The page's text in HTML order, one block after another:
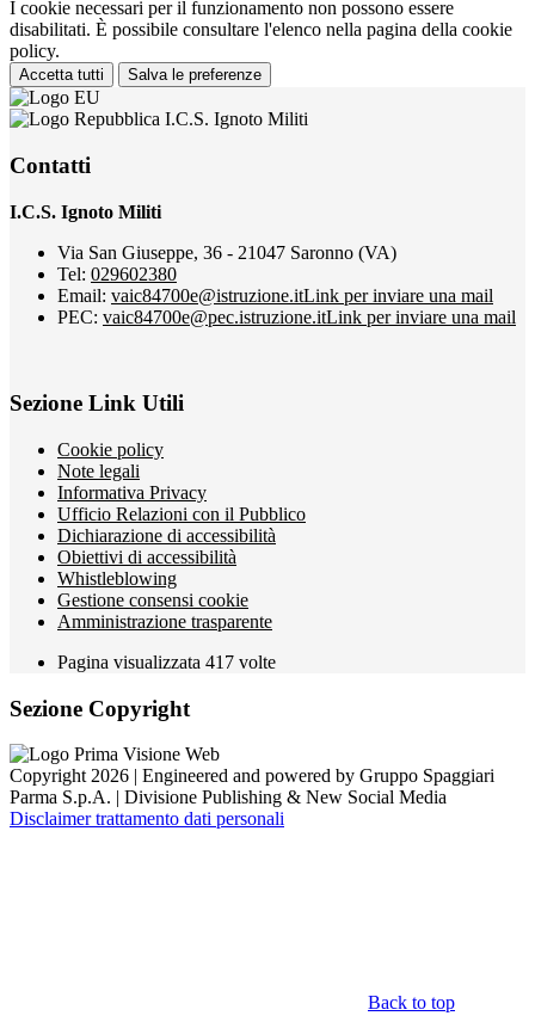
I cookie necessari per il funzionamento non possono essere
disabilitati. È possibile consultare l'elenco nella pagina della cookie
policy.
Accetta tutti Salva le preferenze
I.C.S. Ignoto Militi
Contatti
I.C.S. Ignoto Militi
Via San Giuseppe, 36 - 21047 Saronno (VA)
Tel: 029602380
Email: vaic84700e@istruzione.itLink per inviare una mail
PEC: vaic84700e@pec.istruzione.itLink per inviare una mail
Sezione Link Utili
Cookie policy
Note legali
Informativa Privacy
Ufficio Relazioni con il Pubblico
Dichiarazione di accessibilità
Obiettivi di accessibilità
Whistleblowing
Gestione consensi cookie
Amministrazione trasparente
Pagina visualizzata 417 volte
Sezione Copyright
Copyright 2026 | Engineered and powered by Gruppo Spaggiari
Parma S.p.A. | Divisione Publishing & New Social Media
Disclaimer trattamento dati personali
Back to top